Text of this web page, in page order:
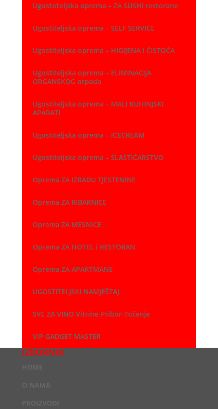
Ugostoteljska oprema – ZA SUSHI restorane
Ugostiteljska oprema – SELF SERVICE
Ugostiteljska oprema – HIGIJENA i ČISTOĆA
Ugostiteljska oprema – ELIMINACIJA
ORGANSKOG otpada
Ugostiteljska oprema – MALI KUHINJSKI
APARATI
Ugostiteljska oprema – ICECREAM
Ugostiteljska oprema – SLASTIČARSTVO
Oprema ZA IZRADU TJESTENINE
Oprema ZA RIBARNICE
Oprema ZA MESNICE
Oprema ZA HOTEL i RESTORAN
Oprema ZA APARTMANE
UGOSTITELJSKI NAMJEŠTAJ
SVE ZA VINO Vitrine-Pribor-Točenje
VIP GADGET MASTER
IZBORNIK